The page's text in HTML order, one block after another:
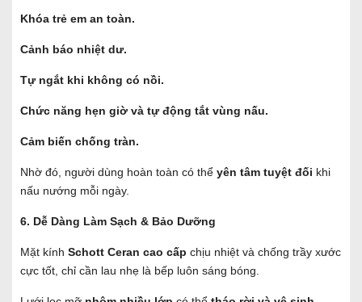
Khóa trẻ em an toàn.
Cảnh báo nhiệt dư.
Tự ngắt khi không có nồi.
Chức năng hẹn giờ và tự động tắt vùng nấu.
Cảm biến chống tràn.
Nhờ đó, người dùng hoàn toàn có thể yên tâm tuyệt đối khi
nấu nướng mỗi ngày.
6. Dễ Dàng Làm Sạch & Bảo Dưỡng
Mặt kính Schott Ceran cao cấp chịu nhiệt và chống trầy xước
cực tốt, chỉ cần lau nhẹ là bếp luôn sáng bóng.